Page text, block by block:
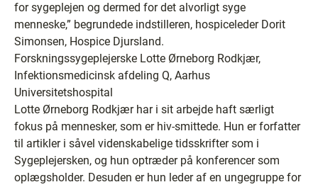
for sygeplejen og dermed for det alvorligt syge
menneske,” begrundede indstilleren, hospiceleder Dorit
Simonsen, Hospice Djursland.
Forskningssygeplejerske Lotte Ørneborg Rodkjær,
Infektionsmedicinsk afdeling Q, Aarhus
Universitetshospital
Lotte Ørneborg Rodkjær har i sit arbejde haft særligt
fokus på mennesker, som er hiv-smittede. Hun er forfatter
til artikler i såvel videnskabelige tidsskrifter som i
Sygeplejersken, og hun optræder på konferencer som
oplægsholder. Desuden er hun leder af en ungegruppe for